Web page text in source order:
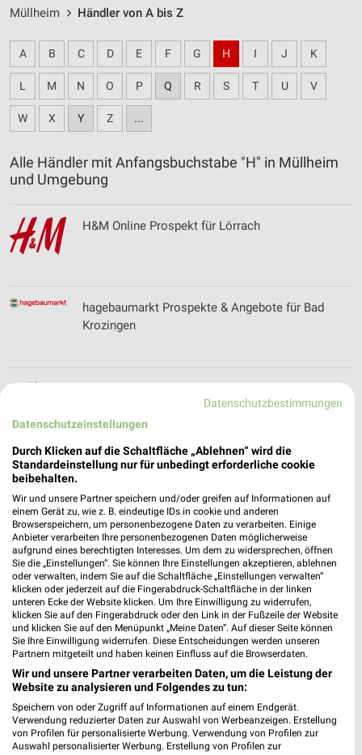
Müllheim Händler von A bis Z
A B C D E F G H I J K
L M N O P Q R S T U V
W X Y Z ...
Alle Händler mit Anfangsbuchstabe "H" in Müllheim
und Umgebung
H&M Online Prospekt für Lörrach
hagebaumarkt Prospekte & Angebote für Bad
Krozingen
HKL BAUMASCHINEN Prospekte & Angebote für
HORNBACH Prospekte & Angebote für Binzen
bei Lörrach
Noch mehr Angebote in
Datenschutzbestimmungen
Datenschutzeinstellungen
Durch Klicken auf die Schaltfläche „Ablehnen“ wird die
Standardeinstellung nur für unbedingt erforderliche cookie
beibehalten.
Wir und unsere Partner speichern und/oder greifen auf Informationen auf
einem Gerät zu, wie z. B. eindeutige IDs in cookie und anderen
Browserspeichern, um personenbezogene Daten zu verarbeiten. Einige
Anbieter verarbeiten Ihre personenbezogenen Daten möglicherweise
aufgrund eines berechtigten Interesses. Um dem zu widersprechen, öffnen
Sie die „Einstellungen“. Sie können Ihre Einstellungen akzeptieren, ablehnen
oder verwalten, indem Sie auf die Schaltfläche „Einstellungen verwalten“
klicken oder jederzeit auf die Fingerabdruck-Schaltfläche in der linken
unteren Ecke der Website klicken. Um Ihre Einwilligung zu widerrufen,
klicken Sie auf den Fingerabdruck oder den Link in der Fußzeile der Website
und klicken Sie auf den Menüpunkt „Meine Daten“. Auf dieser Seite können
Sie Ihre Einwilligung widerrufen. Diese Entscheidungen werden unseren
Partnern mitgeteilt und haben keinen Einfluss auf die Browserdaten.
Wir und unsere Partner verarbeiten Daten, um die Leistung der
Website zu analysieren und Folgendes zu tun:
Speichern von oder Zugriff auf Informationen auf einem Endgerät.
Verwendung reduzierter Daten zur Auswahl von Werbeanzeigen. Erstellung
von Profilen für personalisierte Werbung. Verwendung von Profilen zur
Auswahl personalisierter Werbung. Erstellung von Profilen zur